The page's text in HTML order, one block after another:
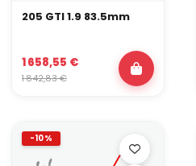
205 GTI 1.9 83.5mm
1 658,55 €
1 842,83 €
-10%